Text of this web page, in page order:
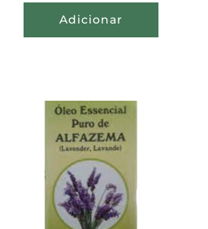
Adicionar